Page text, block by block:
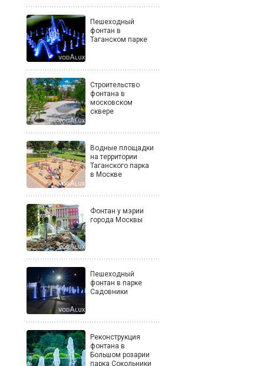
Пешеходный
фонтан в
Таганском парке
Строительство
фонтана в
московском
сквере
Водные площадки
на территории
Таганского парка
в Москве
Фонтан у мэрии
города Москвы
Пешеходный
фонтан в парке
Садовники
Реконструкция
фонтана в
Большом розарии
парка Сокольники